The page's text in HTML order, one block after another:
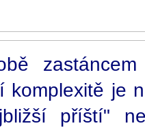
komplexitě je
příští"